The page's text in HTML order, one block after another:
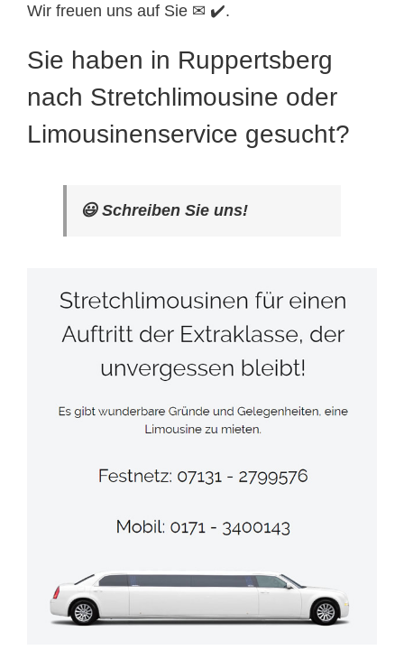
Wir freuen uns auf Sie ✉ ✔️.
Sie haben in Ruppertsberg
nach Stretchlimousine oder
Limousinenservice gesucht?
😃 Schreiben Sie uns!